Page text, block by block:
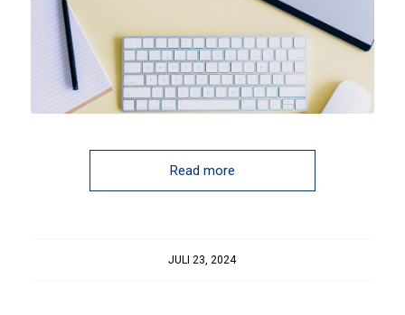
Read more
JULI 23, 2024